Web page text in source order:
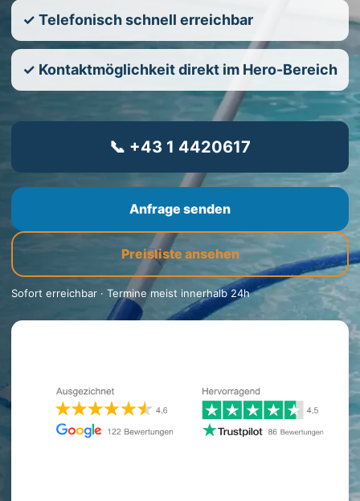
✓ Telefonisch schnell erreichbar
✓ Kontaktmöglichkeit direkt im Hero-Bereich
📞 +43 1 4420617
Anfrage senden
Preisliste ansehen
Sofort erreichbar · Termine meist innerhalb 24h